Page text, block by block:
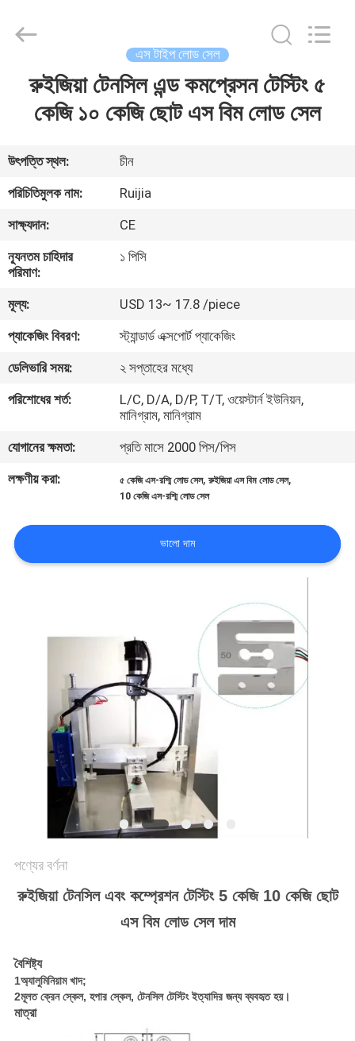
বাড়ি
ভিডিও
আমাদের
সম্পর্কে
কারখানা
ভ্রমণ
মান
যোগাযোগ
উদ্ধৃতির
গোপনীয়তা
Instruments
Reserved.
এস টাইপ লোড সেল
রুইজিয়া টেনসিল এন্ড কমপ্রেসন টেস্টিং ৫
কেজি ১০ কেজি ছোট এস বিম লোড সেল
উৎপত্তি স্থল:
চীন
পরিচিতিমুলক নাম:
Ruijia
সাক্ষ্যদান:
CE
ন্যূনতম চাহিদার
পরিমাণ:
১ পিসি
মূল্য:
USD 13~ 17.8 /piece
প্যাকেজিং বিবরণ:
স্ট্যান্ডার্ড এক্সপোর্ট প্যাকেজিং
ডেলিভারি সময়:
২ সপ্তাহের মধ্যে
পরিশোধের শর্ত:
L/C, D/A, D/P, T/T, ওয়েস্টার্ন ইউনিয়ন,
মানিগ্রাম, মানিগ্রাম
যোগানের ক্ষমতা:
প্রতি মাসে 2000 পিস/পিস
লক্ষণীয় করা:
৫ কেজি এস-রশ্মি লোড সেল,রুইজিয়া এস বিম লোড সেল,
10 কেজি এস-রশ্মি লোড সেল
ভালো দাম
পণ্যের বর্ণনা
রুইজিয়া টেনসিল এবং কম্প্রেশন টেস্টিং 5 কেজি 10 কেজি ছোট
এস বিম লোড সেল দাম
বৈশিষ্ট্য
1অ্যালুমিনিয়াম খাদ;
2মূলত ক্রেন স্কেল, হপার স্কেল, টেনসিল টেস্টিং ইত্যাদির জন্য ব্যবহৃত হয়।
মাত্রা